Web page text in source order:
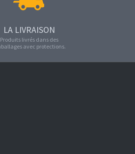
LA LIVRAISON
Produits livrés dans des
avec protections.